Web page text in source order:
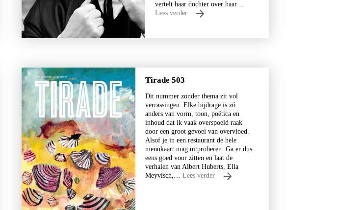
Uwe Johnson
Een jaar uit het leven van Gesine
Cresspahl
€49,50
BESTEL
vertelt haar dochter over haar…
Lees verder
Tirade 503
Dit nummer zonder thema zit vol
verrassingen. Elke bijdrage is zó
anders van vorm, toon, poëtica en
inhoud dat ik vaak overspoeld raak
door een groot gevoel van overvloed.
Alsof je in een restaurant de hele
menukaart mag uitproberen. Ga er dus
eens goed voor zitten en laat de
verhalen van Albert Huberts, Ella
Meyvisch,…Lees verder